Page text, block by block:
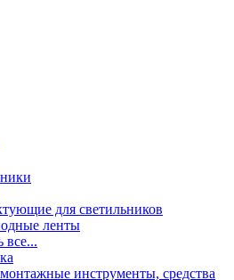
для светильников
ленты
все...
инструменты, средства